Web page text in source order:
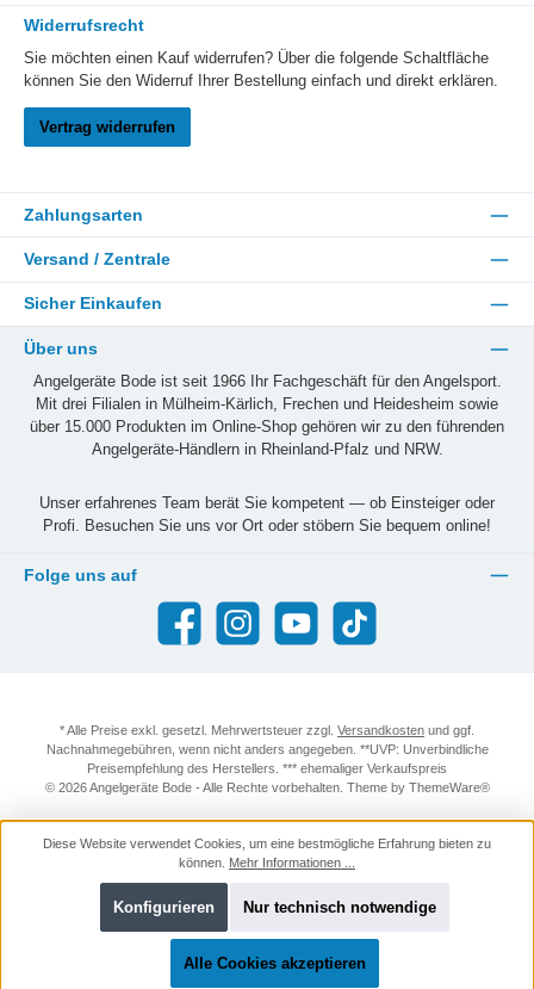
Widerrufsrecht
Sie möchten einen Kauf widerrufen? Über die folgende Schaltfläche
können Sie den Widerruf Ihrer Bestellung einfach und direkt erklären.
Vertrag widerrufen
Zahlungsarten
Versand / Zentrale
Sicher Einkaufen
Über uns
Angelgeräte Bode ist seit 1966 Ihr Fachgeschäft für den Angelsport.
Mit drei Filialen in Mülheim-Kärlich, Frechen und Heidesheim sowie
über 15.000 Produkten im Online-Shop gehören wir zu den führenden
Angelgeräte-Händlern in Rheinland-Pfalz und NRW.
Unser erfahrenes Team berät Sie kompetent — ob Einsteiger oder
Profi. Besuchen Sie uns vor Ort oder stöbern Sie bequem online!
Folge uns auf
Facebook Instagram YouTube TikTok
* Alle Preise exkl. gesetzl. Mehrwertsteuer zzgl. Versandkosten und ggf.
Nachnahmegebühren, wenn nicht anders angegeben. **UVP: Unverbindliche
Preisempfehlung des Herstellers. *** ehemaliger Verkaufspreis
© 2026 Angelgeräte Bode - Alle Rechte vorbehalten. Theme by ThemeWare®
Diese Website verwendet Cookies, um eine bestmögliche Erfahrung bieten zu
können. Mehr Informationen ...
Nur technisch notwendige
Konfigurieren
Alle Cookies akzeptieren